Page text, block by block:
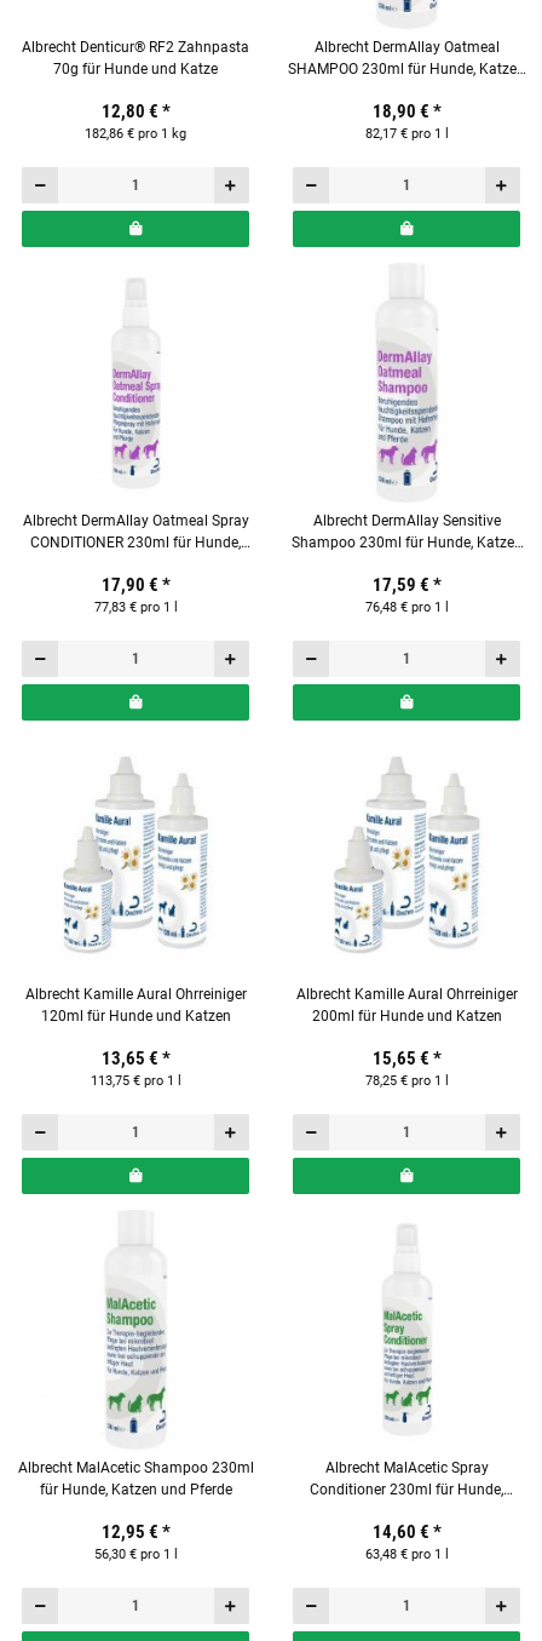
Albrecht Denticur® RF2 Zahnpasta
70g für Hunde und Katze
12,80 € *
182,86 € pro 1 kg
Albrecht DermAllay Oatmeal
SHAMPOO 230ml für Hunde, Katzen
18,90 € *
82,17 € pro 1 l
Albrecht DermAllay Oatmeal Spray
CONDITIONER 230ml für Hunde,
17,90 € *
77,83 € pro 1 l
Albrecht DermAllay Sensitive
Shampoo 230ml für Hunde, Katzen
17,59 € *
76,48 € pro 1 l
Albrecht Kamille Aural Ohrreiniger
120ml für Hunde und Katzen
13,65 € *
113,75 € pro 1 l
Albrecht Kamille Aural Ohrreiniger
200ml für Hunde und Katzen
15,65 € *
78,25 € pro 1 l
Albrecht MalAcetic Shampoo 230ml
für Hunde, Katzen und Pferde
12,95 € *
56,30 € pro 1 l
Albrecht MalAcetic Spray
Conditioner 230ml für Hunde,
14,60 € *
63,48 € pro 1 l